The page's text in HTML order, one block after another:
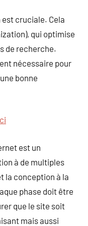
est cruciale. Cela
qui optimise
de recherche.
nécessaire pour
bonne
est un
à de multiples
la conception à la
phase doit être
que le site soit
mais aussi